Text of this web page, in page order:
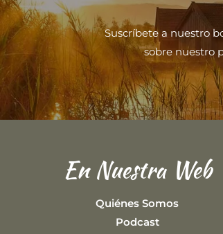
Suscríbete a nuestro
sobre nuestro
En Nuestra Web
Quiénes Somos
Podcast